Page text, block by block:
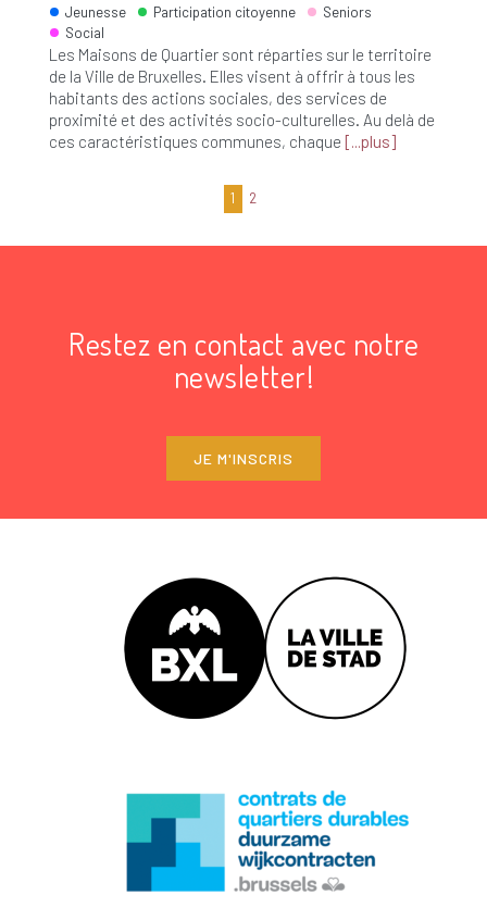
Jeunesse Participation citoyenne
Seniors
Social
Les Maisons de Quartier sont réparties sur le territoire
de la Ville de Bruxelles. Elles visent à offrir à tous les
habitants des actions sociales, des services de
proximité et des activités socio-culturelles. Au delà de
ces caractéristiques communes, chaque
plus
1 2
Restez en contact avec notre
newsletter!
JE M'INSCRIS